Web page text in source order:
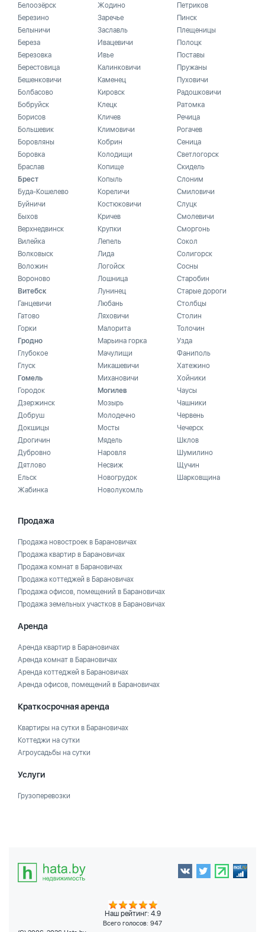
Белоозёрск
Березино
Белыничи
Береза
Березовка
Берестовица
Бешенковичи
Болбасово
Бобруйск
Борисов
Большевик
Боровляны
Боровка
Браслав
Брест
Буда-Кошелево
Буйничи
Быхов
Верхнедвинск
Вилейка
Волковыск
Воложин
Вороново
Витебск
Ганцевичи
Гатово
Горки
Гродно
Глубокое
Глуск
Гомель
Городок
Дзержинск
Добруш
Докшицы
Дрогичин
Дубровно
Дятлово
Ельск
Жабинка
Жодино
Заречье
Заславль
Ивацевичи
Ивье
Калинковичи
Каменец
Кировск
Клецк
Кличев
Климовичи
Кобрин
Колодищи
Копище
Копыль
Кореличи
Костюковичи
Кричев
Крупки
Лепель
Лида
Логойск
Лошница
Лунинец
Любань
Ляховичи
Малорита
Марьина горка
Мачулищи
Микашевичи
Михановичи
Могилев
Мозырь
Молодечно
Мосты
Мядель
Наровля
Несвиж
Новогрудок
Новолукомль
Петриков
Пинск
Плещеницы
Полоцк
Поставы
Пружаны
Пуховичи
Радошковичи
Ратомка
Речица
Рогачев
Сеница
Светлогорск
Скидель
Слоним
Смиловичи
Слуцк
Смолевичи
Сморгонь
Сокол
Солигорск
Сосны
Старобин
Старые дороги
Столбцы
Столин
Толочин
Узда
Фаниполь
Хатежино
Хойники
Чаусы
Чашники
Червень
Чечерск
Шклов
Шумилино
Щучин
Шарковщина
Продажа
Продажа новостроек в Барановичах
Продажа квартир в Барановичах
Продажа комнат в Барановичах
Продажа коттеджей в Барановичах
Продажа офисов, помещений в Барановичах
Продажа земельных участков в Барановичах
Аренда
Аренда квартир в Барановичах
Аренда комнат в Барановичах
Аренда коттеджей в Барановичах
Аренда офисов, помещений в Барановичах
Краткосрочная аренда
Квартиры на сутки в Барановичах
Коттеджи на сутки
Агроусадьбы на сутки
Услуги
Грузоперевозки
Наш рейтинг: 4.9
Всего голосов: 947